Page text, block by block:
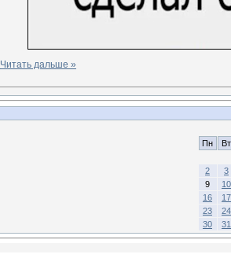
Читать дальше »
Пн Вт
2
3
9
10
16
17
23
24
30
31